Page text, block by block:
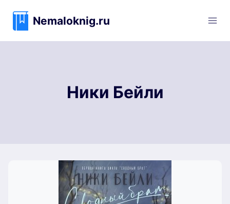
содержимому
Nemaloknig.ru
Ники Бейли